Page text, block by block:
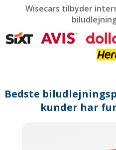
mark
get
the
dates.
Wisecars tilbyder
Bedste
kunder har